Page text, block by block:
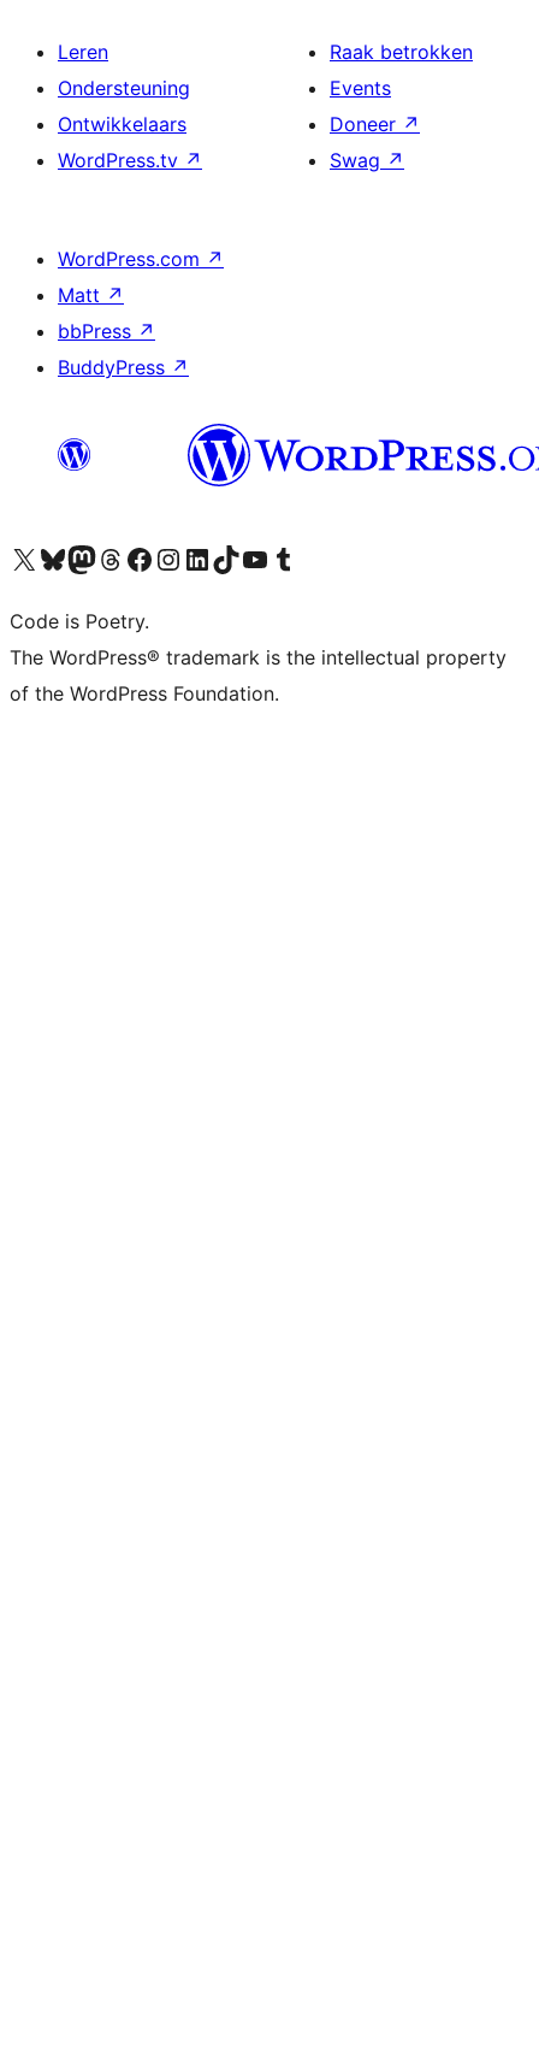
Leren
Ondersteuning
Ontwikkelaars
WordPress.tv ↗
Raak betrokken
Events
Doneer ↗
Swag ↗
WordPress.com ↗
Matt ↗
bbPress ↗
BuddyPress ↗
Bezoek ons X (voorheen Twitter) account
Bezoek onze Bluesky account
Bezoek ons Mastodon account
Bezoek onze Threads account
Onze Facebookpagina bezoeken
Bezoek onze Instagram account
Bezoek onze LinkedIn account
Bezoek onze TikTok account
Bezoek ons YouTube kanaalBezoek onze Tumblr account
Code is Poetry.
The WordPress® trademark is the intellectual property
of the WordPress Foundation.